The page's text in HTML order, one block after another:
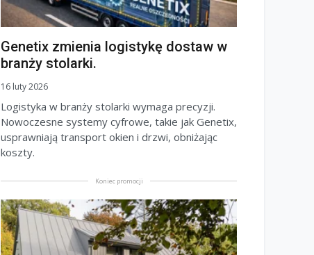
Genetix zmienia logistykę dostaw w
branży stolarki.
16 luty 2026
Logistyka w branży stolarki wymaga precyzji.
Nowoczesne systemy cyfrowe, takie jak Genetix,
usprawniają transport okien i drzwi, obniżając
koszty.
Koniec promocji